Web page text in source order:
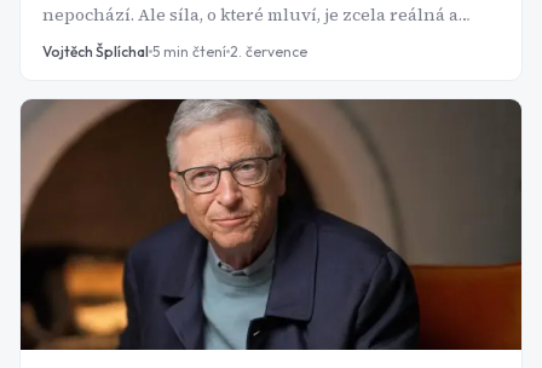
nepochází. Ale síla, o které mluví, je zcela reálná a
rozhoduje o tom, jestli budete mít na důchod dost, nebo
ne.
Vojtěch Šplíchal 5 min čtení 2. července